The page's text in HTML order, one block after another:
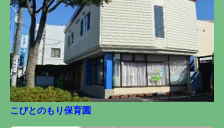
こびとのもり保育園